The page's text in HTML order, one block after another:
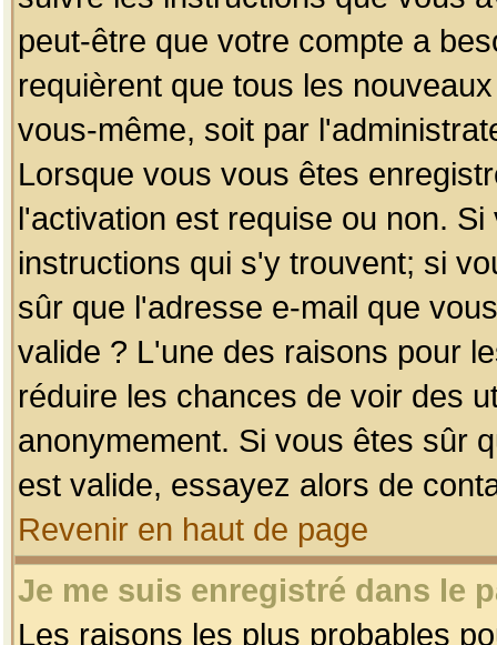
peut-être que votre compte a
requièrent que tous les
vous-même, soit par
Lorsque vous vous êtes
l'activation est requise ou non.
instructions qui s'y trouvent; si
sûr que l'adresse e-mail que
valide ? L'une des raisons pour
réduire les chances de voir des
anonymement. Si vous êtes sûr
est valide, essayez alors de
Revenir en haut de page
Je me suis enregistré dans le
Les raisons les plus probables